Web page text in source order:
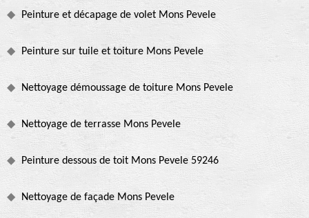
Peinture et décapage de volet Mons Pevele
Peinture sur tuile et toiture Mons Pevele
Nettoyage démoussage de toiture Mons Pevele
Nettoyage de terrasse Mons Pevele
Peinture dessous de toit Mons Pevele 59246
Nettoyage de façade Mons Pevele